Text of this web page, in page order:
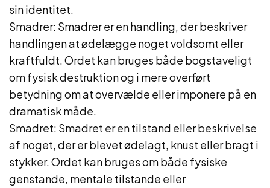
sin identitet.
Smadrer: Smadrer er en handling, der beskriver
handlingen at ødelægge noget voldsomt eller
kraftfuldt. Ordet kan bruges både bogstaveligt
om fysisk destruktion og i mere overført
betydning om at overvælde eller imponere på en
dramatisk måde.
Smadret: Smadret er en tilstand eller beskrivelse
af noget, der er blevet ødelagt, knust eller bragt i
stykker. Ordet kan bruges om både fysiske
genstande, mentale tilstande eller